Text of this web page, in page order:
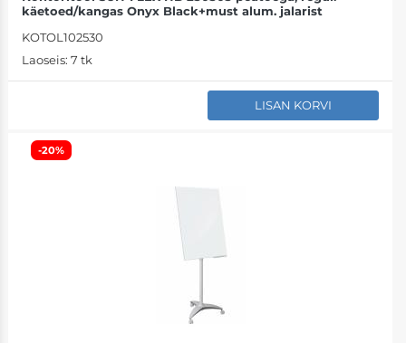
käetoed/kangas Onyx Black+must alum. jalarist
KOTOL102530
Laoseis: 7 tk
LISAN KORVI
-20%